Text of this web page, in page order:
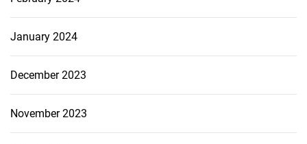
January 2024
December 2023
November 2023